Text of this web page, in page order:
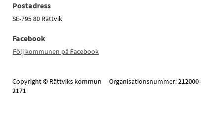
Postadress
SE-795 80 Rättvik
Facebook
Följ kommunen på Facebook
Copyright © Rättviks kommun Organisationsnummer:212000-
2171